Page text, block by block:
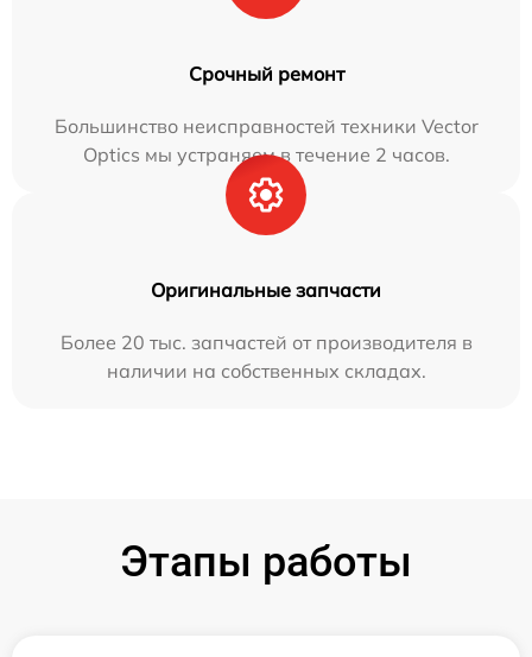
Срочный ремонт
Большинство неисправностей техники Vector
Optics мы устраняем в течение 2 часов.
Оригинальные запчасти
Более 20 тыс. запчастей от производителя в
наличии на собственных складах.
Этапы работы